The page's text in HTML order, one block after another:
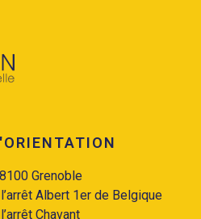
Grenoble
Albert 1er de Belgique
Chavant